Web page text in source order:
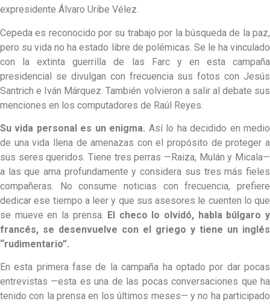
expresidente Álvaro Uribe Vélez.
Cepeda es reconocido por su trabajo por la búsqueda de la paz,
pero su vida no ha estado libre de polémicas. Se le ha vinculado
con la extinta guerrilla de las Farc y en esta campaña
presidencial se divulgan con frecuencia sus fotos con Jesús
Santrich e Iván Márquez. También volvieron a salir al debate sus
menciones en los computadores de Raúl Reyes.
Su vida personal es un enigma. Así lo ha decidido en medio
de una vida llena de amenazas con el propósito de proteger a
sus seres queridos. Tiene tres perras —Raiza, Mulán y Micala—
a las que ama profundamente y considera sus tres más fieles
compañeras. No consume noticias con frecuencia, prefiere
dedicar ese tiempo a leer y que sus asesores le cuenten lo que
se mueve en la prensa. El checo lo olvidó, habla búlgaro y
francés, se desenvuelve con el griego y tiene un inglés
“rudimentario”.
En esta primera fase de la campaña ha optado por dar pocas
entrevistas —esta es una de las pocas conversaciones que ha
tenido con la prensa en los últimos meses— y no ha participado